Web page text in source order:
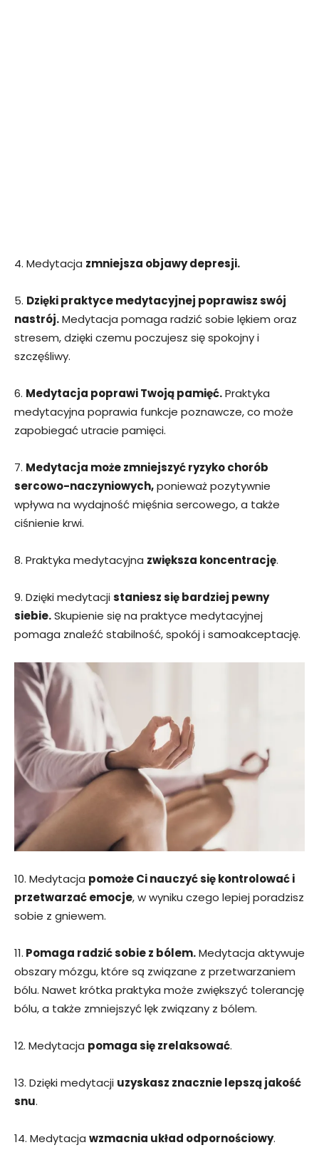
4. Medytacja zmniejsza objawy depresji.
5. Dzięki praktyce medytacyjnej poprawisz swój
nastrój.Medytacja pomaga radzić sobie lękiem oraz
stresem, dzięki czemu poczujesz się spokojny i
szczęśliwy.
6. Medytacja poprawi Twoją pamięć.Praktyka
medytacyjna poprawia funkcje poznawcze, co może
zapobiegać utracie pamięci.
7. Medytacja może zmniejszyć ryzyko chorób
sercowo-naczyniowych,ponieważ pozytywnie
wpływa na wydajność mięśnia sercowego, a także
ciśnienie krwi.
8. Praktyka medytacyjna zwiększa koncentrację.
9. Dzięki medytacjistaniesz się bardziej pewny
siebie.Skupienie się na praktyce medytacyjnej
pomaga znaleźć stabilność, spokój i samoakceptację.
10. Medytacja pomoże Ci nauczyć się kontrolować i
przetwarzać emocje, w wyniku czego lepiej poradzisz
sobie z gniewem.
11. Pomaga radzić sobie z bólem.Medytacja aktywuje
obszary mózgu, które są związane z przetwarzaniem
bólu. Nawet krótka praktyka może zwiększyć tolerancję
bólu, a także zmniejszyć lęk związany z bólem.
12. Medytacja pomaga się zrelaksować.
13. Dzięki medytacji uzyskasz znacznie lepszą jakość
snu.
14. Medytacja wzmacnia układ odpornościowy.